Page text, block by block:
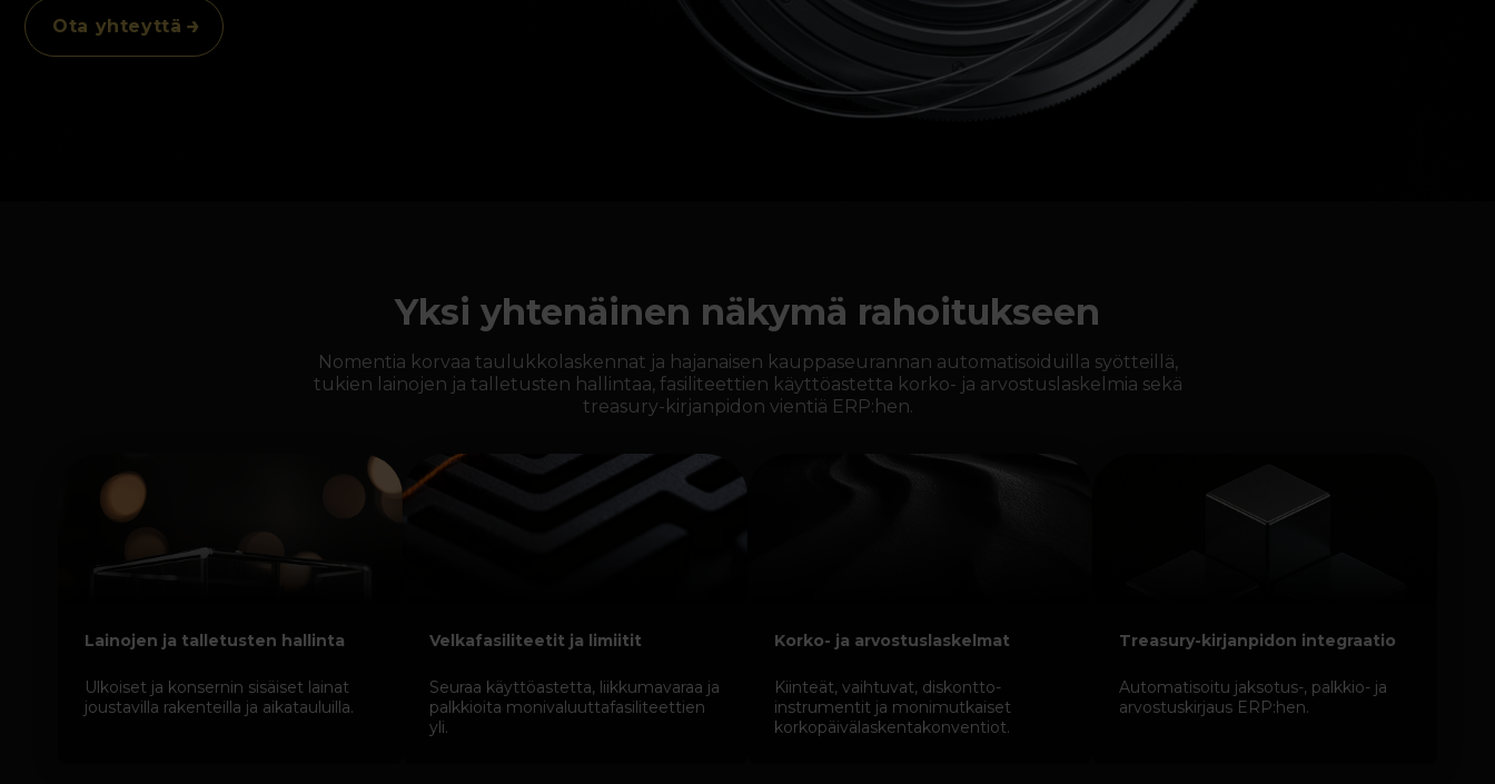
Ota yhteyttä
Yksi yhtenäinen näkymä rahoitukseen
Nomentia korvaa taulukkolaskennat ja hajanaisen kauppaseurannan automatisoiduilla syötteillä,
tukien lainojen ja talletusten hallintaa, fasiliteettien käyttöastetta korko- ja arvostuslaskelmia sekä
treasury-kirjanpidon vientiä ERP:hen.
Lainojen ja talletusten hallinta
Ulkoiset ja konsernin sisäiset lainat
joustavilla rakenteilla ja aikatauluilla.
Velkafasiliteetit ja limiitit
Seuraa käyttöastetta, liikkumavaraa ja
palkkioita monivaluuttafasiliteettien
yli.
Korko- ja arvostuslaskelmat
Kiinteät, vaihtuvat, diskontto-
instrumentit ja monimutkaiset
korkopäivälaskentakonventiot.
Treasury-kirjanpidon integraatio
Automatisoitu jaksotus-, palkkio- ja
arvostuskirjaus ERP:hen.